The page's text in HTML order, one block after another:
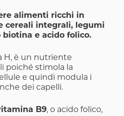
alimenti ricchi in
cereali integrali, legumi
biotina e acido folico.
H, è un nutriente
poiché stimola la
e quindi modula i
dei capelli.
B9, o acido folico,